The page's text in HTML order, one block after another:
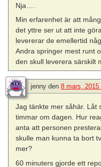
Nja….
Min erfarenhet är att
det yttre ser ut att inte
levererar de emellertid
Andra springer mest runt
den skull leverera särskilt
jenny den 8 mars,
Jag tänkte mer såhär. Låt
timmar om dagen. Hur
anta att personen
skulle man kunna ta bort
mer?
60 minuters gjorde ett